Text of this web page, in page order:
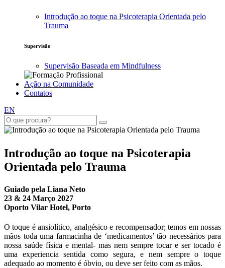
Introdução ao toque na Psicoterapia Orientada pelo
Trauma
Supervisão
Supervisão Baseada em Mindfulness
Ação na Comunidade
Contatos
EN
Introdução ao toque na Psicoterapia
Orientada pelo Trauma
Guiado pela Liana Neto
23 & 24 Março 2027
Oporto Vilar Hotel, Porto
O toque é ansiolítico, analgésico e recompensador; temos em nossas
mãos toda uma farmacinha de ‘medicamentos’ tão necessários para
nossa saúde física e mental- mas nem sempre tocar e ser tocado é
uma experiencia sentida como segura, e nem sempre o toque
adequado ao momento é óbvio, ou deve ser feito com as mãos.